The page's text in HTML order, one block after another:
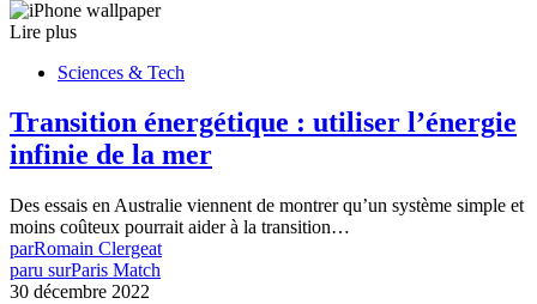
Lire plus
Sciences & Tech
Transition énergétique : utiliser l’énergie
infinie de la mer
Des essais en Australie viennent de montrer qu’un système simple et
moins coûteux pourrait aider à la transition…
parRomain Clergeat
paru surParis Match
30 décembre 2022